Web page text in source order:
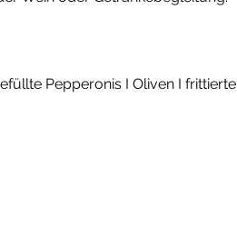
Pepperonis I Oliven I frittierte